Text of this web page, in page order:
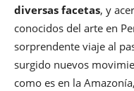
diversas facetas, y
conocidos del arte en
sorprendente viaje al
surgido nuevos
como es en la